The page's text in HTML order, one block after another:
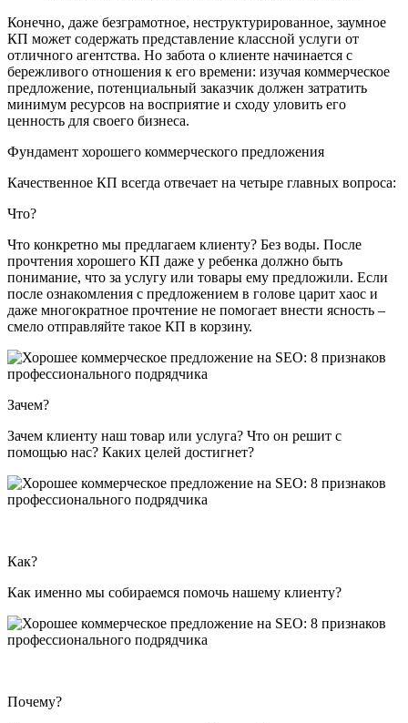
Конечно, даже безграмотное, неструктурированное, заумное
КП может содержать представление классной услуги от
отличного агентства. Но забота о клиенте начинается с
бережливого отношения к его времени: изучая коммерческое
предложение, потенциальный заказчик должен затратить
минимум ресурсов на восприятие и сходу уловить его
ценность для своего бизнеса.
Фундамент хорошего коммерческого предложения
Качественное КП всегда отвечает на четыре главных вопроса:
Что?
Что конкретно мы предлагаем клиенту? Без воды. После
прочтения хорошего КП даже у ребенка должно быть
понимание, что за услугу или товары ему предложили. Если
после ознакомления с предложением в голове царит хаос и
даже многократное прочтение не помогает внести ясность –
смело отправляйте такое КП в корзину.
Зачем?
Зачем клиенту наш товар или услуга? Что он решит с
помощью нас? Каких целей достигнет?
Как?
Как именно мы собираемся помочь нашему клиенту?
Почему?